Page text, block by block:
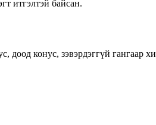
итгэлтэй байсан.
конус, зэвэрдэггүй гангаар